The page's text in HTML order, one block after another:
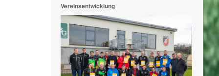
Vereinsentwicklung